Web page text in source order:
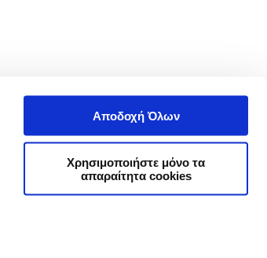
Αποδοχή Όλων
Χρησιμοποιήστε μόνο τα
απαραίτητα cookies